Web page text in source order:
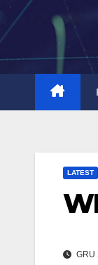
Skip
to
LATEST
GRU